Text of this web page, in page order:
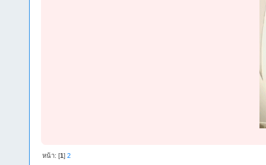
หน้า: [1]2